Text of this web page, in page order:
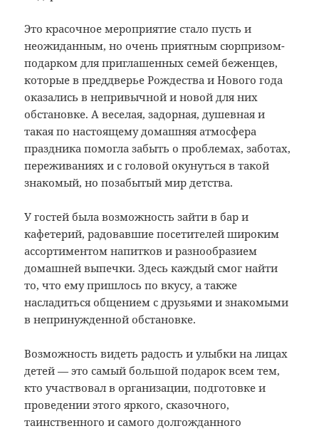
Это красочное мероприятие стало пусть и
неожиданным, но очень приятным сюрпризом-
подарком для приглашенных семей беженцев,
которые в преддверье Рождества и Нового года
оказались в непривычной и новой для них
обстановке. А веселая, задорная, душевная и
такая по настоящему домашняя атмосфера
праздника помогла забыть о проблемах, заботах,
переживаниях и с головой окунуться в такой
знакомый, но позабытый мир детства.
У гостей была возможность зайти в бар и
кафетерий, радовавшие посетителей широким
ассортиментом напитков и разнообразием
домашней выпечки. Здесь каждый смог найти
то, что ему пришлось по вкусу, а также
насладиться общением с друзьями и знакомыми
в непринужденной обстановке.
Возможность видеть радость и улыбки на лицах
детей — это самый большой подарок всем тем,
кто участвовал в организации, подготовке и
проведении этого яркого, сказочного,
таинственного и самого долгожданного